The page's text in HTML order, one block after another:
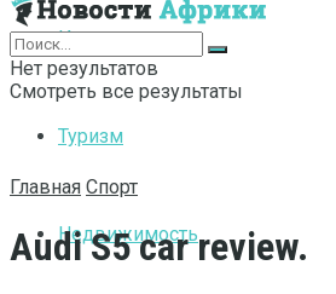
Интернет
Туризм
Недвижимость
Нет результатов
Смотреть все результаты
Главная Спорт
Audi S5 car review.